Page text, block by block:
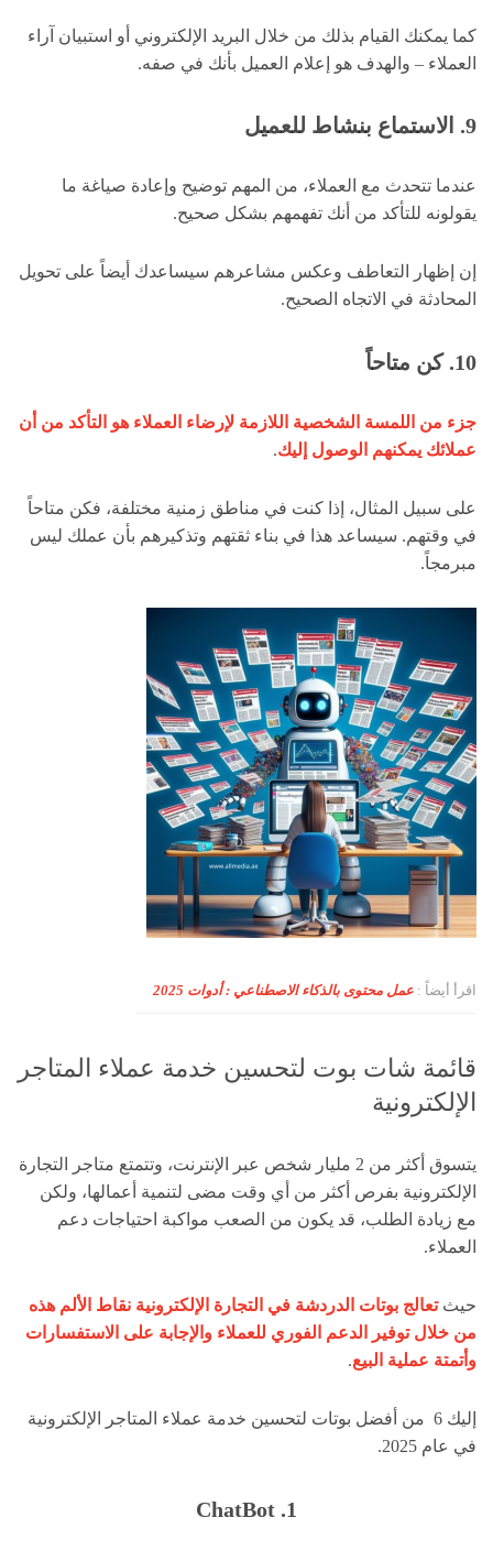
كما يمكنك القيام بذلك من خلال البريد الإلكتروني أو استبيان آراء
العملاء – والهدف هو إعلام العميل بأنك في صفه.
9. الاستماع بنشاط للعميل
عندما تتحدث مع العملاء، من المهم توضيح وإعادة صياغة ما
يقولونه للتأكد من أنك تفهمهم بشكل صحيح.
إن إظهار التعاطف وعكس مشاعرهم سيساعدك أيضاً على تحويل
المحادثة في الاتجاه الصحيح.
10. كن متاحاً
جزء من اللمسة الشخصية اللازمة لإرضاء العملاء هو التأكد من أن
عملائك يمكنهم الوصول إليك.
على سبيل المثال، إذا كنت في مناطق زمنية مختلفة، فكن متاحاً
في وقتهم. سيساعد هذا في بناء ثقتهم وتذكيرهم بأن عملك ليس
مبرمجاً.
اقرأ أيضاً : عمل محتوى بالذكاء الاصطناعي : أدوات 2025
قائمة شات بوت لتحسين خدمة عملاء المتاجر
الإلكترونية
يتسوق أكثر من 2 مليار شخص عبر الإنترنت، و
تتمتع متاجر التجارة
الإلكترونية بفرص أكثر من أي وقت مضى لتنمية أعمالها، ولكن
مع زيادة الطلب، قد يكون من الصعب مواكبة احتياجات دعم
العملاء.
حيثتعالج بوتات الدردشة في التجارة الإلكترونية نقاط الألم هذه
من خلال توفير الدعم الفوري للعملاء والإجابة على الاستفسارات
وأتمتة عملية البيع.
إليك 6 من أفضل بوتات لتحسين خدمة عملاء المتاجر الإلكترونية
في عام 2025.
1. ChatBot